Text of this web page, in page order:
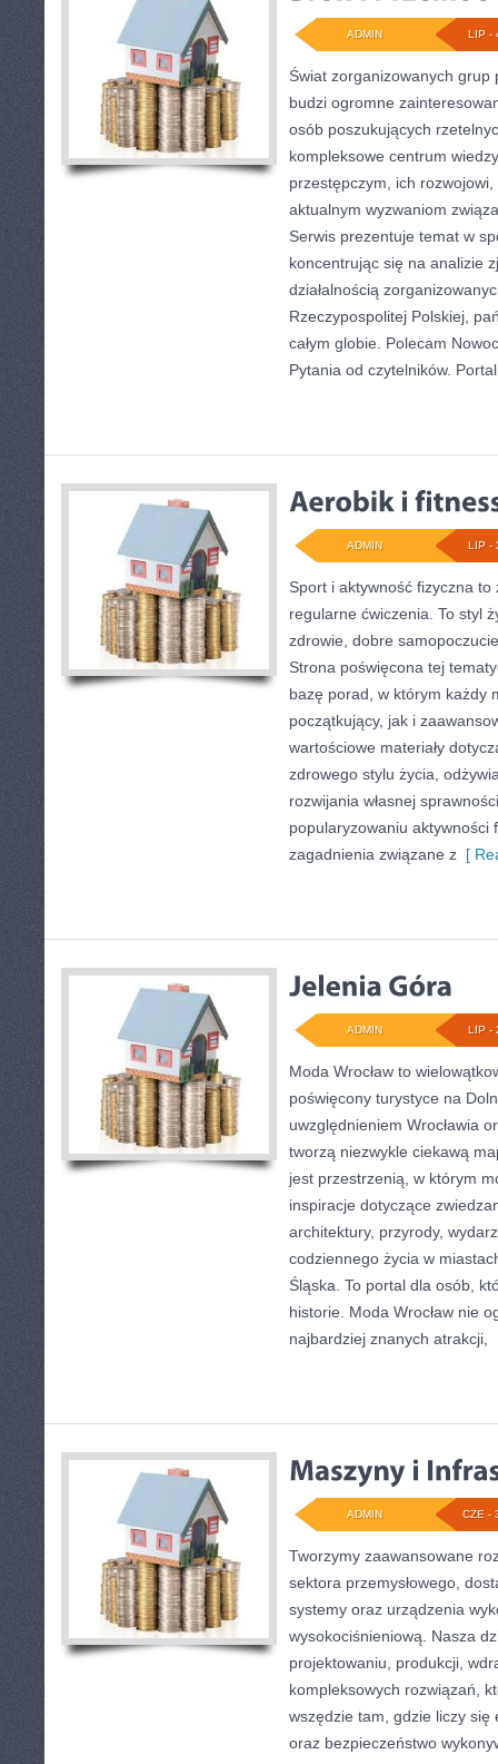
LIP -
ADMIN
Świat zorganizowanych grup
budzi ogromne
osób poszukujących
kompleksowe centrum
przestępczym, ich
aktualnym wyzwaniom
Serwis prezentuje temat w
koncentrując się na analizie
działalnością
Rzeczypospolitej Polskiej,
całym globie. Polecam
Pytania od czytelników. Portal
LIP -
ADMIN
Sport i aktywność fizyczna
regularne ćwiczenia. To styl
zdrowie, dobre
Strona poświęcona tej
bazę porad, w którym każdy
początkujący, jak i
wartościowe materiały
zdrowego stylu życia,
rozwijania własnej
popularyzowaniu aktywności
zagadnienia związane z [
LIP -
ADMIN
Moda Wrocław to
poświęcony turystyce na
uwzględnieniem Wrocławia
tworzą niezwykle ciekawą
jest przestrzenią, w którym
inspiracje dotyczące
architektury, przyrody,
codziennego życia w
Śląska. To portal dla osób,
historie. Moda Wrocław nie
najbardziej znanych atrakcji,
CZE -
ADMIN
Tworzymy zaawansowane
sektora przemysłowego,
systemy oraz urządzenia
wysokociśnieniową. Nasza
projektowaniu, produkcji,
kompleksowych rozwiązań,
wszędzie tam, gdzie liczy się
oraz bezpieczeństwo